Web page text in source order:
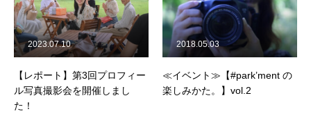
【レポート】第3回プロフィー
ル写真撮影会を開催しまし
た！
2023.07.10
≪イベント≫【#park’ment の
楽しみかた。】vol.2
2018.05.03